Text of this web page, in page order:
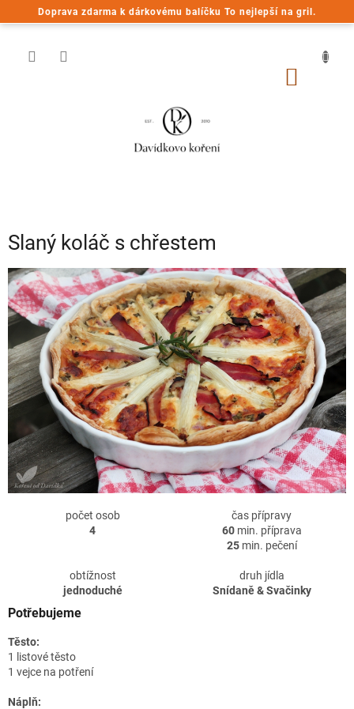
Doprava zdarma k dárkovému balíčku To nejlepší na gril.
na
Slaný koláč s chřestem
počet osob
4
čas přípravy
60min. příprava
25min. pečení
obtížnost
jednoduché
druh jídla
Snídaně & Svačinky
Potřebujeme
Těsto:
1 listové těsto
1 vejce na potření
Náplň: